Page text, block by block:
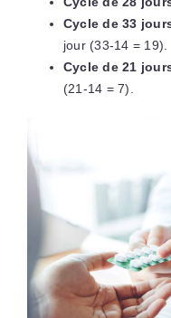
Cycle de 33
jour (33-14 = 19).
Cycle de 21
(21-14 = 7).